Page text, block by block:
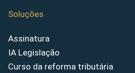
Soluções
Assinatura
IA Legislação
Curso da reforma tributária